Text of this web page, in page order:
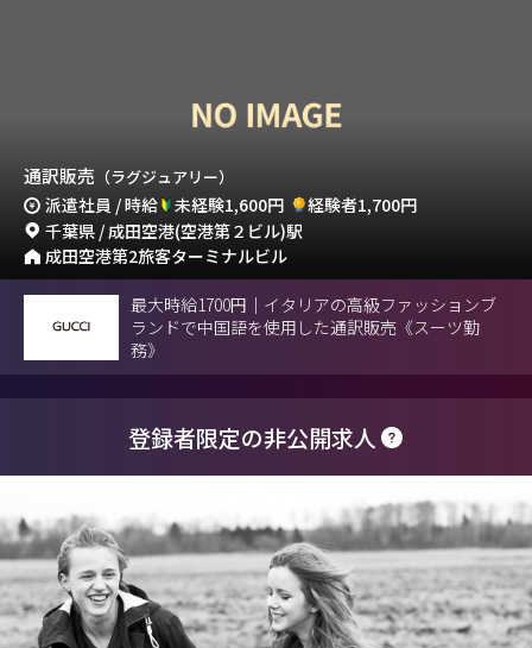
通訳販売 （ラグジュアリー）
派遣社員 / 時給 未経験1,600円
経験者1,700円
千葉県 / 成田空港(空港第２ビル)駅
成田空港第2旅客ターミナルビル
最大時給1700円｜イタリアの高級ファッションブ
ランドで中国語を使用した通訳販売《スーツ勤
務》
登録者限定の非公開求人